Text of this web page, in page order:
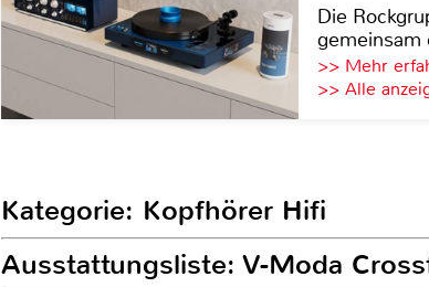
Die
gemeinsam
>> Mehr
>> Alle
Kategorie: Kopfhörer Hifi
Ausstattungsliste: V-Moda